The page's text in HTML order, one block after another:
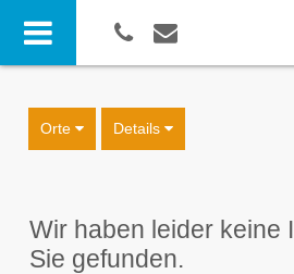
Details
Orte
Wir haben leider keine
Sie gefunden.